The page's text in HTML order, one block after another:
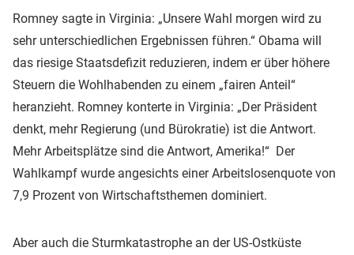
Romney sagte in Virginia: „Unsere Wahl morgen wird zu
sehr unterschiedlichen Ergebnissen führen.“ Obama will
das riesige Staatsdefizit reduzieren, indem er über höhere
Steuern die Wohlhabenden zu einem „fairen Anteil“
heranzieht. Romney konterte in Virginia: „Der Präsident
denkt, mehr Regierung (und Bürokratie) ist die Antwort.
Mehr Arbeitsplätze sind die Antwort, Amerika!“ Der
Wahlkampf wurde angesichts einer Arbeitslosenquote von
7,9 Prozent von Wirtschaftsthemen dominiert.
Aber auch die Sturmkatastrophe an der US-Ostküste